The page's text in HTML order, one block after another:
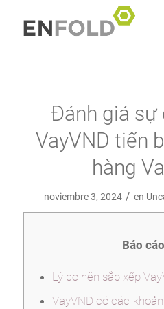
Đánh giá sự
VayVND tiến
hàng
noviembre 3, 2024 / en
Báo cáo
Lý do nên sắp xếp
VayVND có các